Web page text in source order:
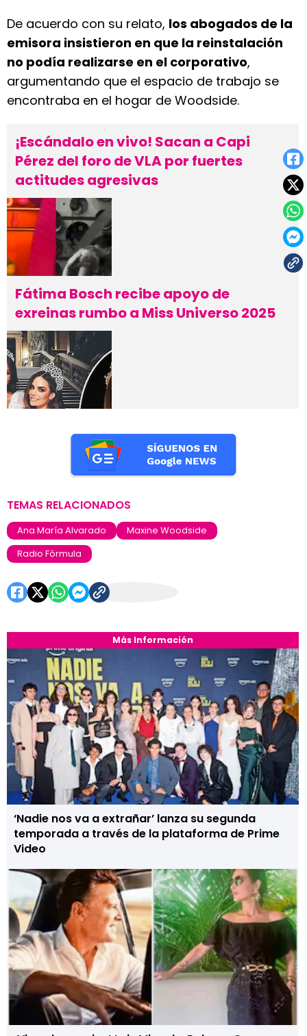
Más Información
‘Nadie nos va a extrañar’ lanza su segunda
temporada a través de la plataforma de Prime
Video
De acuerdo con su relato, los abogados de la
emisora insistieron en que la reinstalación
no podía realizarse en el corporativo,
argumentando que el espacio de trabajo se
encontraba en el hogar de Woodside.
¡Escándalo en vivo! Sacan a Capi
Pérez del foro de VLA por fuertes
actitudes agresivas
Fátima Bosch recibe apoyo de
exreinas rumbo a Miss Universo 2025
TEMAS RELACIONADOS
Ana María Alvarado
Maxine Woodside
Radio Fórmula